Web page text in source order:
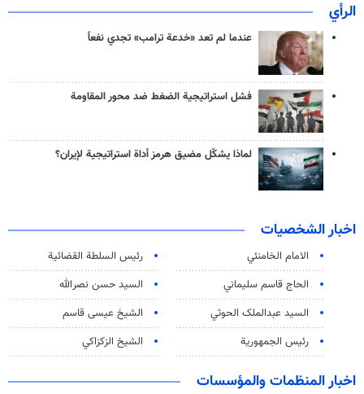
الرأي
عندما لم تعد «خدعة ترامب» تجدي نفعاً
فشل استراتيجية الضغط ضد محور المقاومة
لماذا يشكّل مضيق هرمز أداة استراتيجية لإيران؟
اخبار الشخصيات
الامام الخامنئي
رئیس السلطة القضائیة
الحاج قاسم سليماني
السيد حسن نصرالله
السید عبدالملک الحوثي
الشيخ عيسى قاسم
رئيس الجمهورية
الشيخ الزكزاكي
اخبار المنظمات والمؤسسات